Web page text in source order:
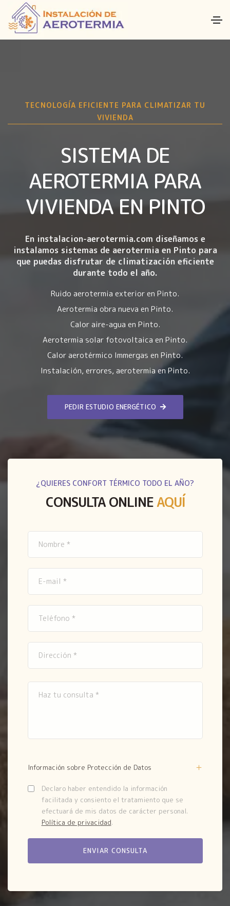
TECNOLOGÍA EFICIENTE PARA CLIMATIZAR TU
VIVIENDA
SISTEMA DE
AEROTERMIA PARA
VIVIENDA EN PINTO
En instalacion-aerotermia.com diseñamos e
instalamos sistemas de aerotermia en Pinto para
que puedas disfrutar de climatización eficiente
durante todo el año.
Ruido aerotermia exterior en Pinto.
Aerotermia obra nueva en Pinto.
Calor aire-agua en Pinto.
Aerotermia solar fotovoltaica en Pinto.
Calor aerotérmico Immergas en Pinto.
Instalación, errores, aerotermia en Pinto.
PEDIR ESTUDIO ENERGÉTICO
¿QUIERES CONFORT TÉRMICO TODO EL AÑO?
CONSULTA ONLINEAQUÍ
Información sobre Protección de Datos
Declaro haber entendido la información
facilitada y consiento el tratamiento que se
efectuará de mis datos de carácter personal.
Política de privacidad.